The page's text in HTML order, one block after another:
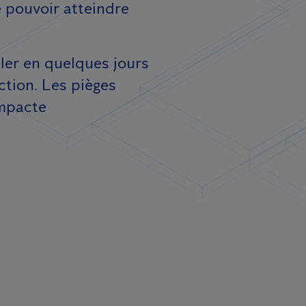
pouvoir atteindre
en quelques jours
Les pièges